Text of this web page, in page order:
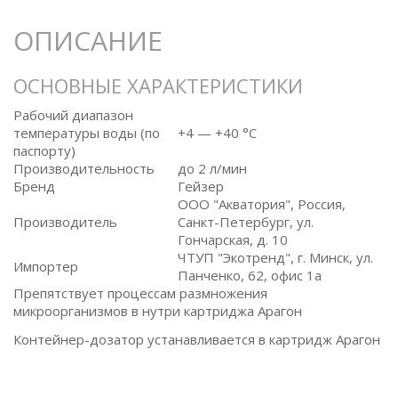
ОПИСАНИЕ
ОСНОВНЫЕ ХАРАКТЕРИСТИКИ
Рабочий диапазон
температуры воды (по
паспорту)
+4 — +40 °C
Производительность
до 2 л/мин
Бренд
Гейзер
Производитель
ООО "Акватория", Россия,
Санкт-Петербург, ул.
Гончарская, д. 10
Импортер
ЧТУП "Экотренд", г. Минск, ул.
Панченко, 62, офис 1а
Препятствует процессам размножения
микроорганизмов в нутри картриджа Арагон
Контейнер-дозатор устанавливается в картридж Арагон